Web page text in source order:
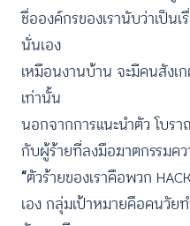
ชื่อองค์กรของเรานับว่าเป็น
นั่นเอง
เหมือนงานบ้าน จะมีคนสัง
เท่านั้น
นอกจากการแนะนำตัว โบร
กับผู้ร้ายที่ลงมือฆาตกรรมค
“ตัวร้ายของเราคือพวก
เอง กลุ่มเป้าหมายคือคนวัย